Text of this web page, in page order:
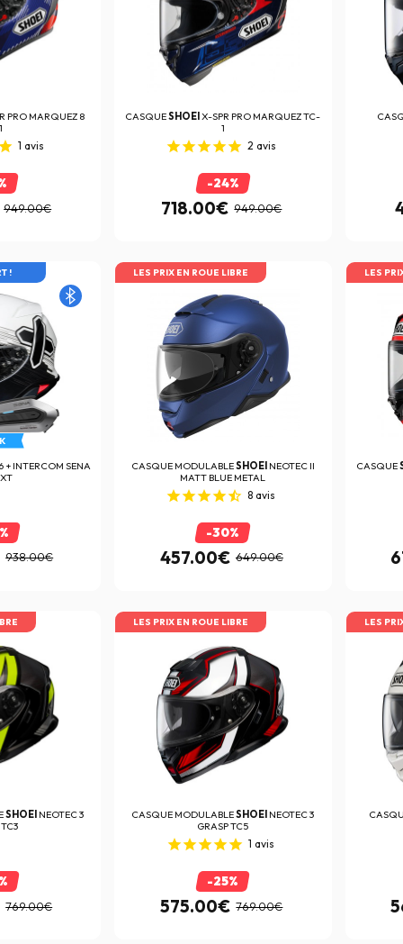
PRO MARQUEZ 8
1 avis
949.00€
CASQUESHOEIX-SPR PRO MARQUEZ TC-
1
2 avis
-24%
718.00€ 949.00€
!
+ INTERCOM SENA
938.00€
LES PRIX EN ROUE LIBRE
CASQUE MODULABLESHOEI NEOTEC II
MATT BLUE METAL
8 avis
-30%
457.00€ 649.00€
LES
CASQUE
SHOEI NEOTEC 3
769.00€
LES PRIX EN ROUE LIBRE
CASQUE MODULABLESHOEI NEOTEC 3
GRASP TC5
1 avis
-25%
575.00€ 769.00€
LES